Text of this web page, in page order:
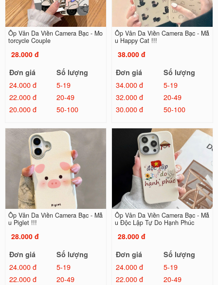
Ốp Vân Da Viền Camera Bạc - Mo
torcycle Couple
28.000 đ
Đơn giá
Số lượng
24.000 đ
5-19
22.000 đ
20-49
20.000 đ
50-100
Ốp Vân Da Viền Camera Bạc - Mẫ
u Happy Cat !!!
38.000 đ
Đơn giá
Số lượng
34.000 đ
5-19
32.000 đ
20-49
30.000 đ
50-100
Ốp Vân Da Viền Camera Bạc - Mẫ
u Piglet !!!
28.000 đ
Đơn giá
Số lượng
24.000 đ
5-19
22.000 đ
20-49
Ốp Vân Da Viền Camera Bạc - Mẫ
u Độc Lập Tự Do Hạnh Phúc
28.000 đ
Đơn giá
Số lượng
24.000 đ
5-19
22.000 đ
20-49